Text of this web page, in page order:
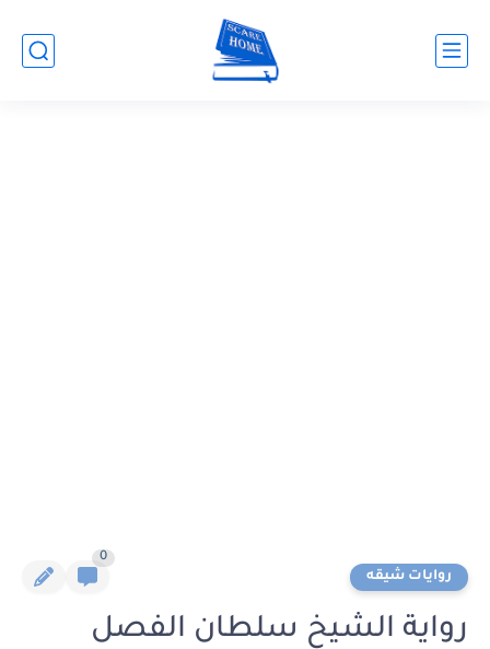
روايات شيقه
0
رواية الشيخ سلطان الفصل